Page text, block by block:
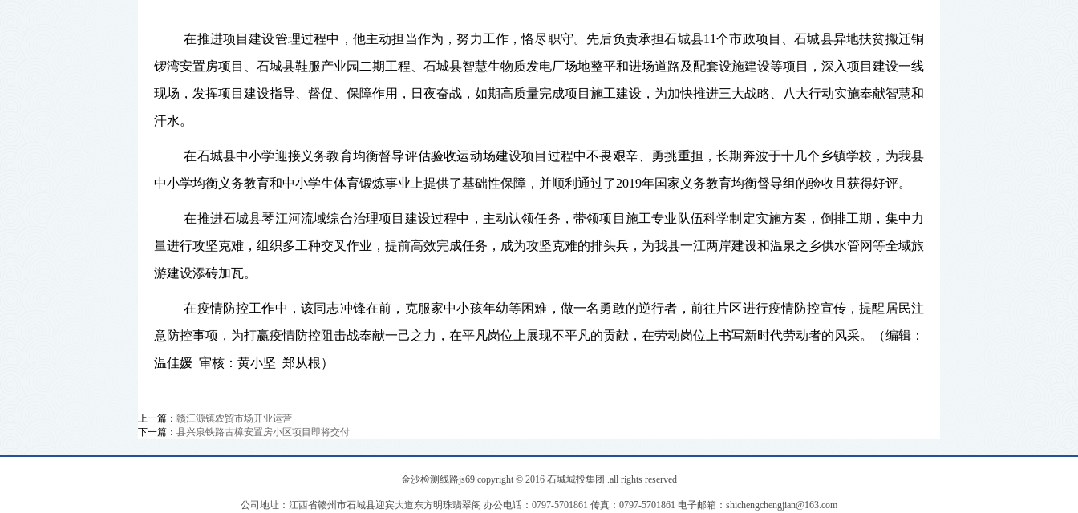
在推进项目建设管理过程中，他主动担当作为，努力工作，恪尽职守。先后负责承担石城县11个市政项目、石城县异地扶贫搬迁铜
锣湾安置房项目、石城县鞋服产业园二期工程、石城县智慧生物质发电厂场地整平和进场道路及配套设施建设等项目，深入项目建设一线
现场，发挥项目建设指导、督促、保障作用，日夜奋战，如期高质量完成项目施工建设，为加快推进三大战略、八大行动实施奉献智慧和
汗水。
在石城县中小学迎接义务教育均衡督导评估验收运动场建设项目过程中不畏艰辛、勇挑重担，长期奔波于十几个乡镇学校，为我县
中小学均衡义务教育和中小学生体育锻炼事业上提供了基础性保障，并顺利通过了2019年国家义务教育均衡督导组的验收且获得好评。
在推进石城县琴江河流域综合治理项目建设过程中，主动认领任务，带领项目施工专业队伍科学制定实施方案，倒排工期，集中力
量进行攻坚克难，组织多工种交叉作业，提前高效完成任务，成为攻坚克难的排头兵，为我县一江两岸建设和温泉之乡供水管网等全域旅
游建设添砖加瓦。
在疫情防控工作中，该同志冲锋在前，克服家中小孩年幼等困难，做一名勇敢的逆行者，前往片区进行疫情防控宣传，提醒居民注
意防控事项，为打赢疫情防控阻击战奉献一己之力，在平凡岗位上展现不平凡的贡献，在劳动岗位上书写新时代劳动者的风采。（编辑：
温佳媛 审核：黄小坚 郑从根）
上一篇： 赣江源镇农贸市场开业运营
下一篇： 县兴泉铁路古樟安置房小区项目即将交付
金沙检测线路js69 copyright © 2016 石城城投集团 .all rights reserved
公司地址：江西省赣州市石城县迎宾大道东方明珠翡翠阁 办公电话：0797-5701861 传真：0797-5701861 电子邮箱： shichengchengjian@163.com